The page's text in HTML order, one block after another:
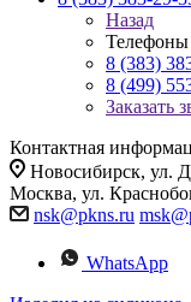
Назад
Телефоны
8 (383)
8 (499)
Заказать
Контактная
Новосибирск, ул.
Москва, ул.
nsk@pkns.ru
WhatsApp